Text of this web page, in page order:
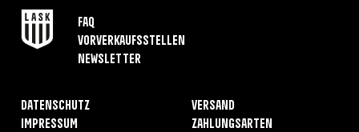
FAQ
Vorverkaufsstellen
Newsletter
Datenschutz
Impressum
Versand
Zahlungsarten